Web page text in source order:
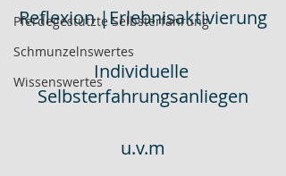
Pferdegestützte Selbsterfahrung
Schmunzelnswertes
Wissenswertes
Reflexion |Erlebnisaktivierung
Individuelle
Selbsterfahrungsanliegen
u.v.m